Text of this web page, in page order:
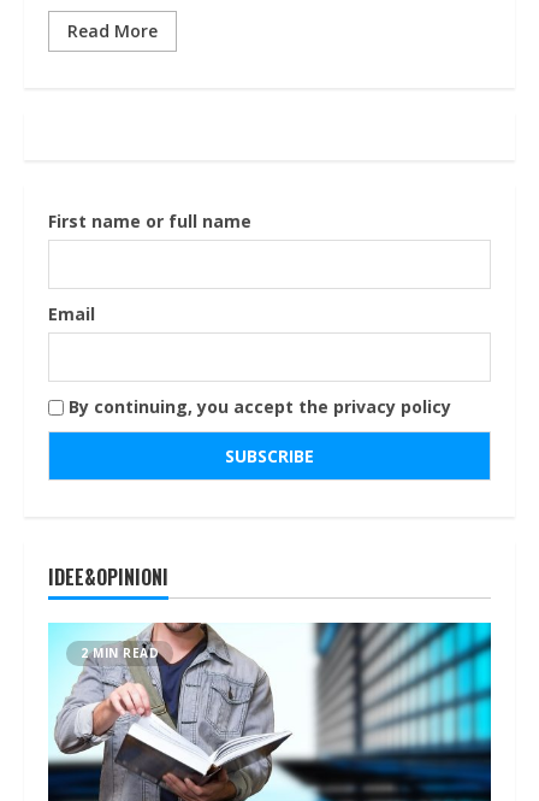
Read More
First name or full name
Email
By continuing, you accept the privacy policy
IDEE&OPINIONI
2 MIN READ